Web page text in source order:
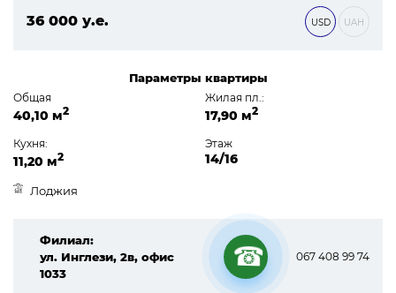
36 000 у.е.
USD UAH
Параметры квартиры
Общая
40,10 м2
Жилая пл.:
17,90 м2
Кухня:
11,20 м2
Этаж
14/16
Лоджия
Филиал:
ул. Инглези, 2в, офис
1033
☎
067 408 99 74